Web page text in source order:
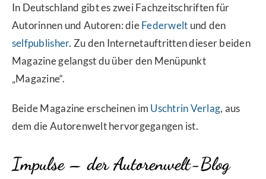
In Deutschland gibt es zwei Fachzeitschriften für
Autorinnen und Autoren: dieFederwelt und den
selfpublisher. Zu den Internetauftritten dieser beiden
Magazine gelangst du über den Menüpunkt
„Magazine“.
Beide Magazine erscheinen im Uschtrin Verlag, aus
dem die Autorenwelt hervorgegangen ist.
Impulse – der Autorenwelt-Blog